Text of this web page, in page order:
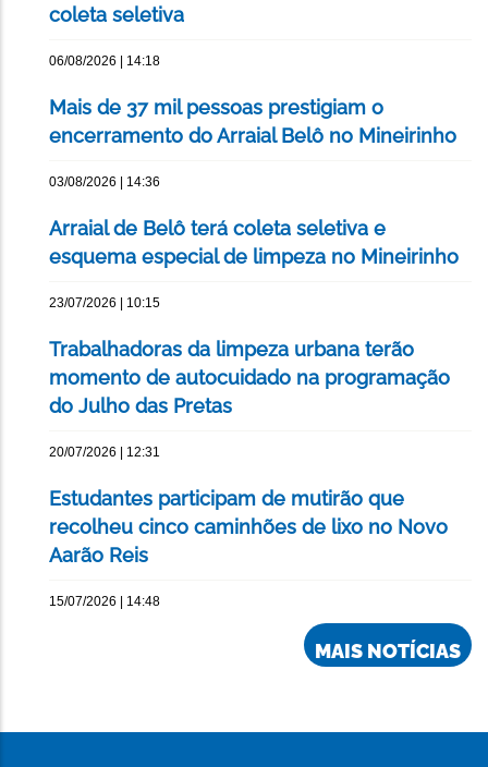
coleta seletiva
06/08/2026 | 14:18
Mais de 37 mil pessoas prestigiam o
encerramento do Arraial Belô no Mineirinho
03/08/2026 | 14:36
Arraial de Belô terá coleta seletiva e
esquema especial de limpeza no Mineirinho
23/07/2026 | 10:15
Trabalhadoras da limpeza urbana terão
momento de autocuidado na programação
do Julho das Pretas
20/07/2026 | 12:31
Estudantes participam de mutirão que
recolheu cinco caminhões de lixo no Novo
Aarão Reis
15/07/2026 | 14:48
MAIS NOTÍCIAS